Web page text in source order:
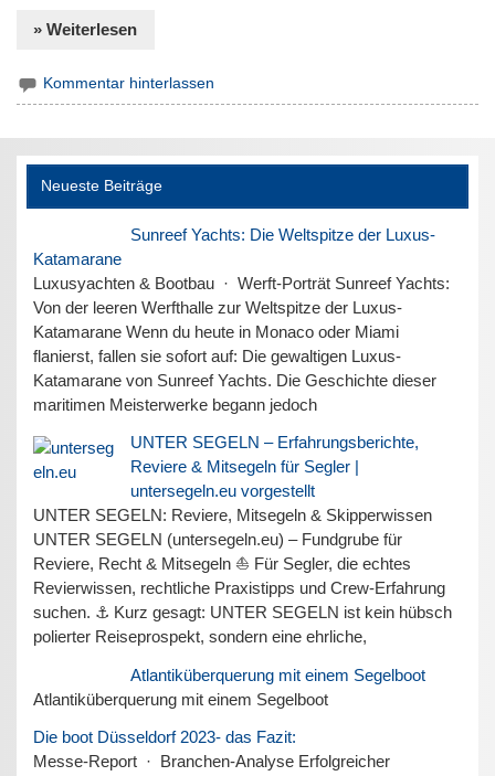
» Weiterlesen
Kommentar hinterlassen
Neueste Beiträge
Sunreef Yachts: Die Weltspitze der Luxus-
Katamarane
Luxusyachten & Bootbau · Werft-Porträt Sunreef Yachts:
Von der leeren Werfthalle zur Weltspitze der Luxus-
Katamarane Wenn du heute in Monaco oder Miami
flanierst, fallen sie sofort auf: Die gewaltigen Luxus-
Katamarane von Sunreef Yachts. Die Geschichte dieser
maritimen Meisterwerke begann jedoch
UNTER SEGELN – Erfahrungsberichte,
Reviere & Mitsegeln für Segler |
untersegeln.eu vorgestellt
UNTER SEGELN: Reviere, Mitsegeln & Skipperwissen
UNTER SEGELN (untersegeln.eu) – Fundgrube für
Reviere, Recht & Mitsegeln ⛵ Für Segler, die echtes
Revierwissen, rechtliche Praxistipps und Crew-Erfahrung
suchen. ⚓ Kurz gesagt: UNTER SEGELN ist kein hübsch
polierter Reiseprospekt, sondern eine ehrliche,
Atlantiküberquerung mit einem Segelboot
Atlantiküberquerung mit einem Segelboot
Die boot Düsseldorf 2023- das Fazit:
Messe-Report · Branchen-Analyse Erfolgreicher